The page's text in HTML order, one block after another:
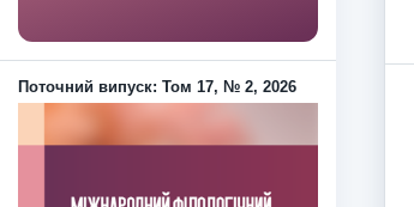
Поточний випуск: Том 17, № 2, 2026